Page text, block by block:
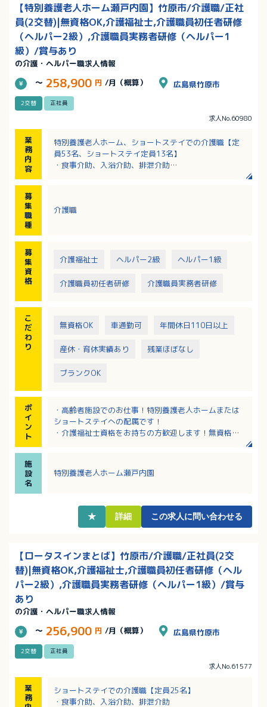
【特別養護老人ホーム瀬戸内園】竹原市/介護職/正社
員(2交替)|無資格OK,介護福祉士,介護職員初任者研修
（ヘルパー2級）,介護職員実務者研修（ヘルパー1
級）/賞与あり
の介護・ヘルパー職求人情報
～ 258,900 円 /月（概算） 広島県竹原市
2交替 正社員
求人No.60980
業
務
内
容
特別養護老人ホーム、ショートステイでの介護職【定
員53名、ショートステイ定員13名】
・食事介助、入浴介助、排泄介助
募
集
職
種
介護職
募
集
資
格
介護福祉士 ヘルパー2級 ヘルパー1級
介護職員初任者研修 介護職員実務者研修
こ
だ
わ
り
無資格OK 車通勤可 年間休日110日以上
産休・育休実績あり 残業ほぼなし
ブランクOK
ポ
イ
ン
ト
・高齢者施設でのお仕事！特別養護老人ホームまたは
ショートステイへの配属です！
・介護福祉士資格をお持ちの方歓迎します！無資格の
・離床センサー他ICT機器導入あり！
・完全週休2日制で年間休日110日、賞与3.8ヶ月分の
施
設
名
特別養護老人ホーム瀬戸内園
★ 詳細 この求人に問い合わせる
【ロータスインまとば】竹原市/介護職/正社員(2交
替)|無資格OK,介護福祉士,介護職員初任者研修（ヘル
パー2級）,介護職員実務者研修（ヘルパー1級）/賞与
あり
の介護・ヘルパー職求人情報
～ 256,900 円 /月（概算） 広島県竹原市
2交替 正社員
求人No.61577
業
務
ショートステイでの介護職【定員25名】
・食事介助、入浴介助、排泄介助